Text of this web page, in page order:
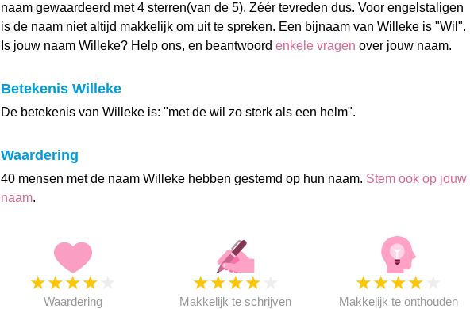
naam gewaardeerd met 4 sterren(van de 5). Zéér tevreden dus. Voor engelstaligen
is de naam niet altijd makkelijk om uit te spreken. Een bijnaam van Willeke is "Wil".
Is jouw naam Willeke? Help ons, en beantwoord enkele vragen over jouw naam.
Betekenis Willeke
De betekenis van Willeke is: "met de wil zo sterk als een helm".
Waardering
40 mensen met de naam Willeke hebben gestemd op hun naam. Stem ook op jouw
naam.
★★★★
Waardering
★★★★
Makkelijk te schrijven
★★★★
Makkelijk te onthouden